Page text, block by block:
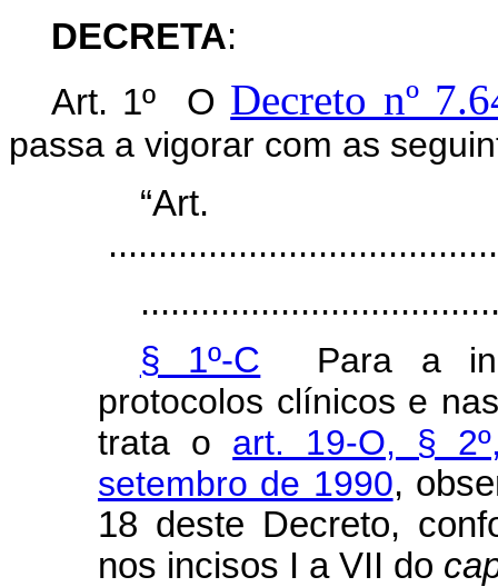
DECRETA:
Art. 1º O Decreto nº
passa a vigorar com as
§ 1º-C Para a
protocolos clínicos e
trata o art. 19-O, §
setembro de 1990,
18 deste Decreto,
nos incisos I a VII do